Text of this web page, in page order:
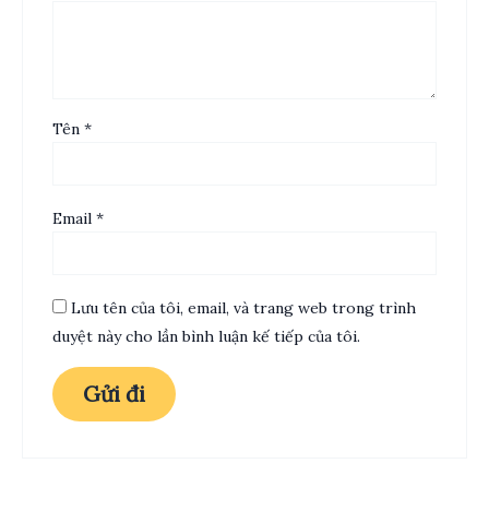
Tên *
Email *
Lưu tên của tôi, email, và trang web trong trình
duyệt này cho lần bình luận kế tiếp của tôi.